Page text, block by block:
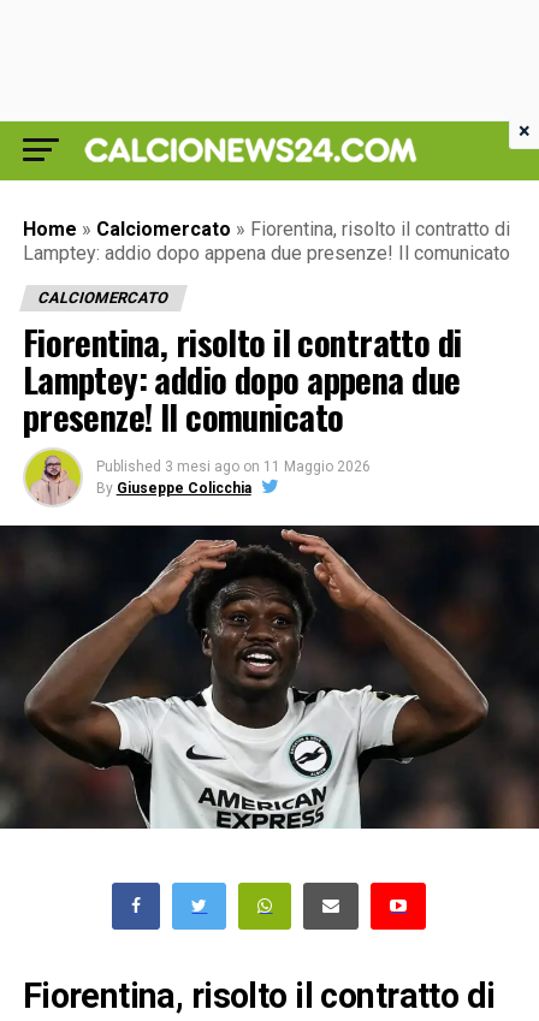
Home » Calciomercato » Fiorentina, risolto il contratto di
Lamptey: addio dopo appena due presenze! Il comunicato
CALCIOMERCATO
Fiorentina, risolto il contratto di
Lamptey: addio dopo appena due
presenze! Il comunicato
Published 3 mesi ago on 11 Maggio 2026
By Giuseppe Colicchia
Fiorentina, risolto il contratto di
×